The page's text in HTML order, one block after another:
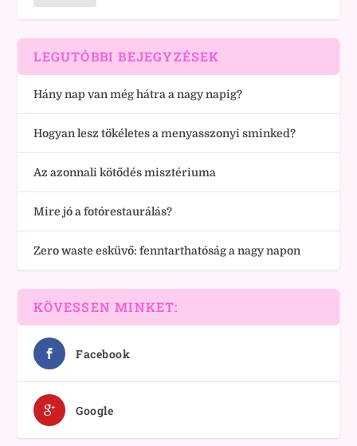
LEGUTÓBBI BEJEGYZÉSEK
Hány nap van még hátra a nagy napig?
Hogyan lesz tökéletes a menyasszonyi sminked?
Az azonnali kötődés misztériuma
Mire jó a fotórestaurálás?
Zero waste esküvő: fenntarthatóság a nagy napon
KÖVESSEN MINKET:
Facebook
Google